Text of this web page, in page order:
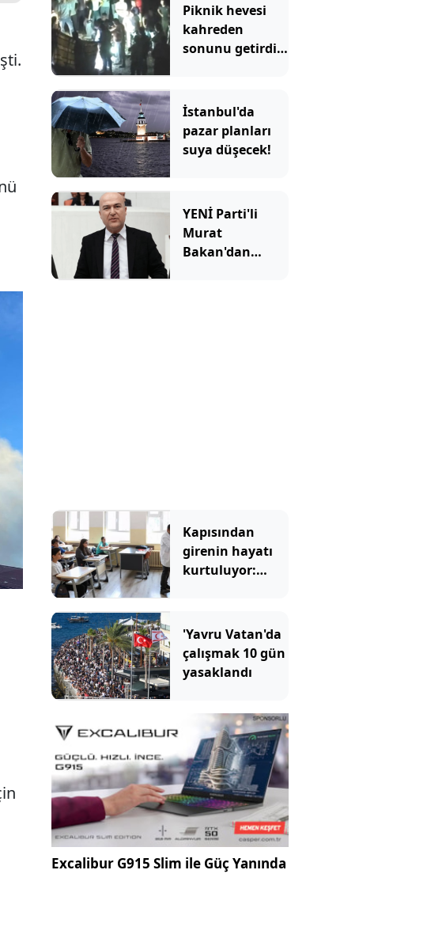
Piknik hevesi
kahreden
sonunu getirdi!
can verdi
İstanbul'da
pazar planları
suya düşecek!
YENİ Parti'li
Murat
Bakan'dan
Kapısından
girenin hayatı
kurtuluyor:
oldu
'Yavru Vatan'da
çalışmak 10 gün
yasaklandı
Excalibur G915 Slim ile Güç Yanında